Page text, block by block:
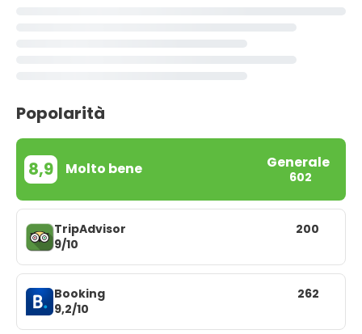
Popolarità
8,9 Molto bene Generale
602
TripAdvisor
9/10
200
Booking
9,2/10
262